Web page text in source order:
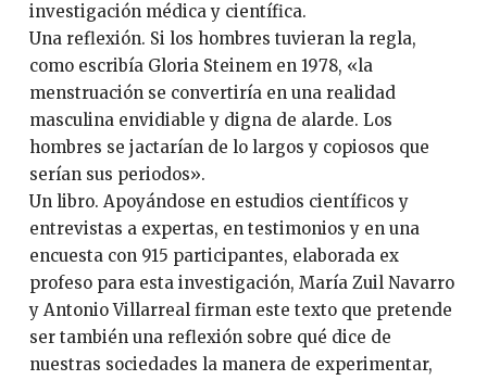
investigación médica y científica.
Una reflexión. Si los hombres tuvieran la regla,
como escribía Gloria Steinem en 1978, «la
menstruación se convertiría en una realidad
masculina envidiable y digna de alarde. Los
hombres se jactarían de lo largos y copiosos que
serían sus periodos».
Un libro. Apoyándose en estudios científicos y
entrevistas a expertas, en testimonios y en una
encuesta con 915 participantes, elaborada ex
profeso para esta investigación, María Zuil Navarro
y Antonio Villarreal firman este texto que pretende
ser también una reflexión sobre qué dice de
nuestras sociedades la manera de experimentar,